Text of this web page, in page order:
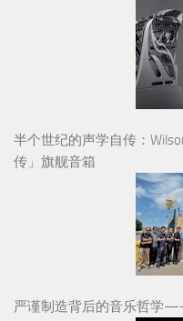
半个世纪的声学自传：
传」旗舰音箱
严谨制造背后的音乐哲学